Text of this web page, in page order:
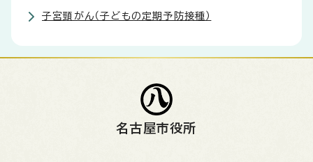
子宮頸がん（子どもの定期予防接種）
名古屋市役所